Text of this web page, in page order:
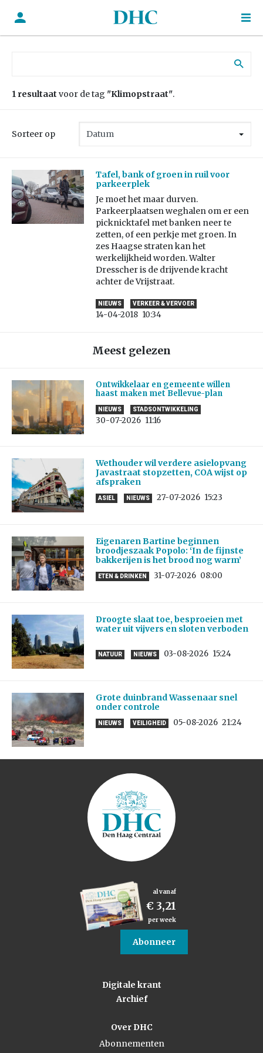
1 resultaat voor de tag "Klimopstraat".
Sorteer op
Tafel, bank of groen in ruil voor
parkeerplek
Je moet het maar durven.
Parkeerplaatsen weghalen om er een
picknicktafel met banken neer te
zetten, of een perkje met groen. In
zes Haagse straten kan het
werkelijkheid worden. Walter
Dresscher is de drijvende kracht
achter de Vrijstraat.
NIEUWS VERKEER & VERVOER
14-04-2018 10:34
Meest gelezen
Ontwikkelaar en gemeente willen
haast maken met Bellevue-plan
NIEUWS STADSONTWIKKELING
30-07-2026 11:16
Wethouder wil verdere asielopvang
Javastraat stopzetten, COA wijst op
afspraken
ASIEL NIEUWS 27-07-2026 15:23
Eigenaren Bartine beginnen
broodjeszaak Popolo: ‘In de fijnste
bakkerijen is het brood nog warm’
ETEN & DRINKEN 31-07-2026 08:00
Droogte slaat toe, besproeien met
water uit vijvers en sloten verboden
NATUUR NIEUWS 03-08-2026 15:24
Grote duinbrand Wassenaar snel
onder controle
NIEUWS VEILIGHEID 05-08-2026 21:24
al vanaf
€ 3,21
per week
Abonneer
Digitale krant
Archief
Over DHC
Abonnementen